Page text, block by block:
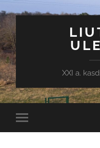
XXI a.
Toggle
mobile